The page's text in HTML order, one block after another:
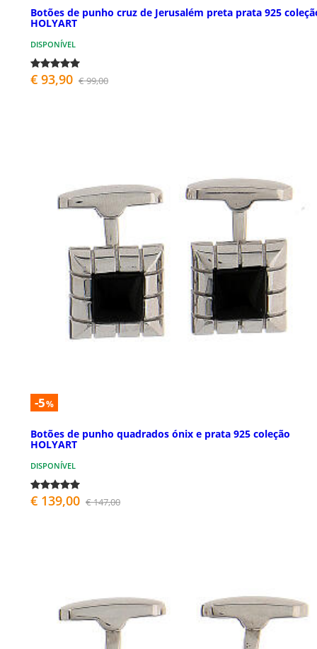
Botões de punho cruz de Jerusalém preta prata 925
HOLYART
DISPONÍVEL
€ 93,90 € 99,00
-5%
Botões de punho quadrados ónix e prata 925 coleção
HOLYART
DISPONÍVEL
€ 139,00 € 147,00